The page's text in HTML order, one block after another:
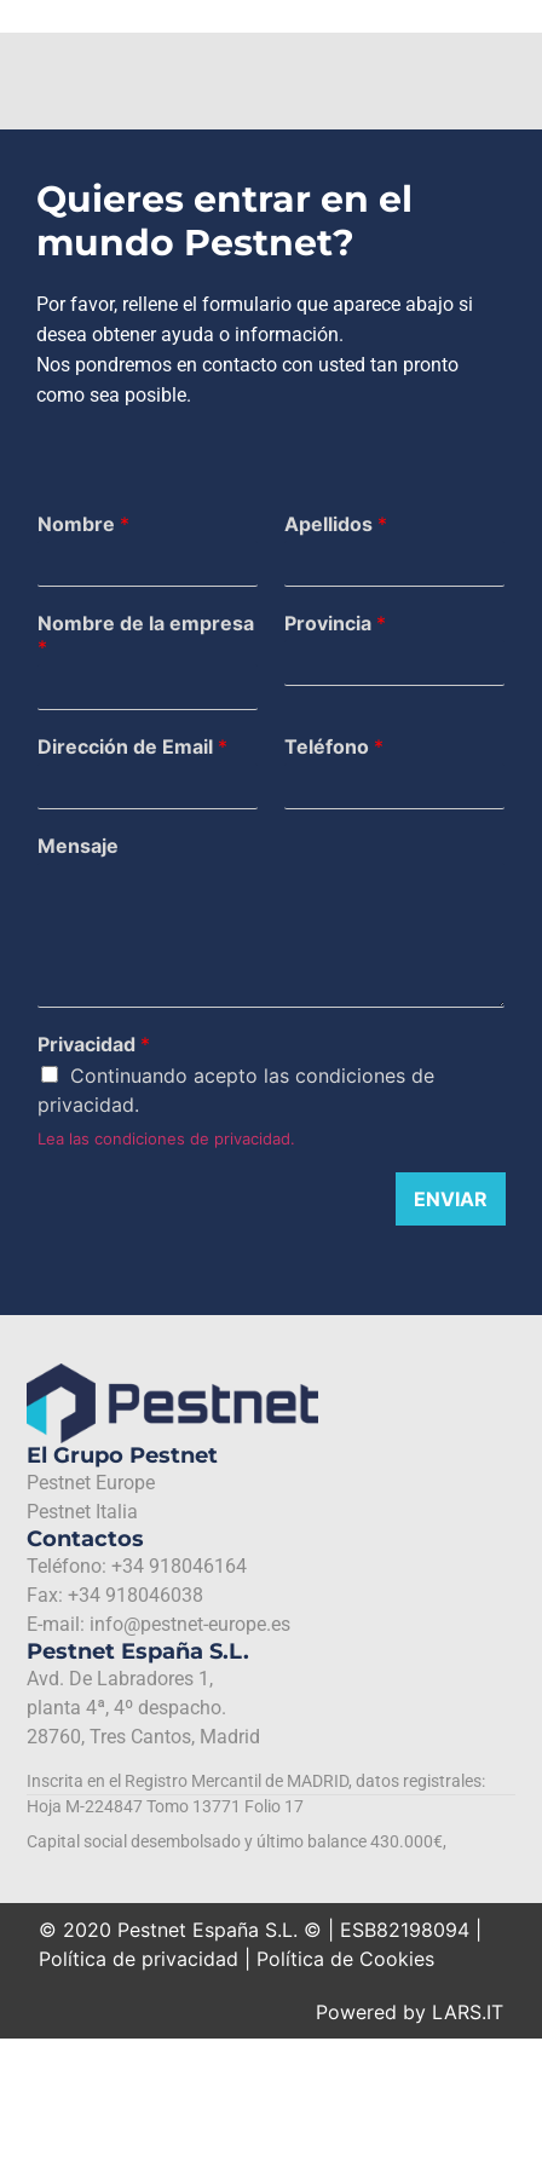
Quieres entrar en el
mundo Pestnet?
Por favor, rellene el formulario que aparece abajo si
desea obtener ayuda o información.
Nos pondremos en contacto con usted tan pronto
como sea posible.
Nombre * Apellidos *
Nombre de la empresa
*
Provincia *
Dirección de Email * Teléfono *
Mensaje
Privacidad *
Continuando acepto las condiciones de
privacidad.
Lea las condiciones de privacidad.
ENVIAR
Pestnet España S.L.
Avd. De Labradores 1,
planta 4ª, 4º despacho.
28760, Tres Cantos, Madrid
Inscrita en el Registro Mercantil de MADRID, datos registrales:
Hoja M-224847 Tomo 13771 Folio 17
Capital social desembolsado y último balance 430.000€,
Contactos
Teléfono: +34 918046164
Fax: +34 918046038
E-mail: info@pestnet-europe.es
El Grupo Pestnet
Pestnet Europe
Pestnet Italia
© 2020 Pestnet España S.L. © | ESB82198094 |
Política de privacidad
Política de Cookies
Powered by LARS.IT